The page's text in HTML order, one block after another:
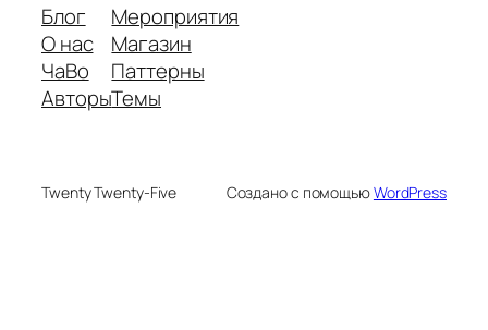
Блог
О нас
ЧаВо
Авторы
Мероприятия
Магазин
Паттерны
Темы
Twenty Twenty-Five Создано с помощьюWordPress